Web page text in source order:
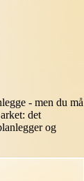
- men du må
det
og